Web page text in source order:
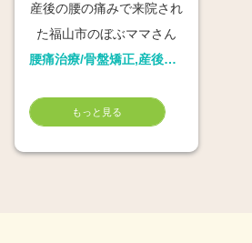
産後の腰の痛みで来院され
た福山市のぼぶママさん
腰痛治療/骨盤矯正,産後骨盤矯正
もっと見る